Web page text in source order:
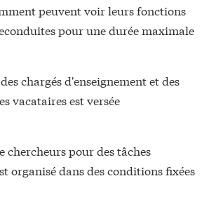
peuvent voir leurs fonctions
pour une durée maximale
chargés d'enseignement et des
vacataires est versée
chercheurs pour des tâches
organisé dans des conditions fixées